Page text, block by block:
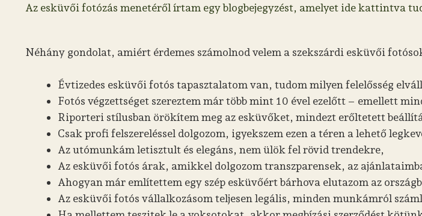
Az esküvői fotózás menetéről írtam egy blogbejegyzést, amelyet ide kattintva
Néhány gondolat, amiért érdemes számolnod velem a szekszárdi esküvői
Évtizedes esküvői fotós tapasztalatom van, tudom milyen felelősség
Fotós végzettséget szereztem már több mint 10 ével ezelőtt – emellett
Riporteri stílusban örökítem meg az esküvőket, mindezt erőltetett
Csak profi felszereléssel dolgozom, igyekszem ezen a téren a lehető
Az utómunkám letisztult és elegáns, nem ülök fel rövid trendekre,
Az esküvői fotós árak, amikkel dolgozom transzparensek, az
Ahogyan már említettem egy szép esküvőért bárhova elutazom az
Az esküvői fotós vállalkozásom teljesen legális, minden munkámról